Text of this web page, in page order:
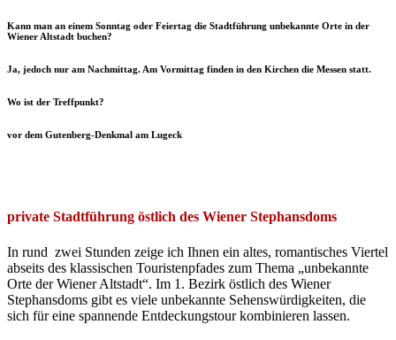
Kann man an einem Sonntag oder Feiertag die Stadtführung unbekannte Orte in der
Wiener Altstadt buchen?
Ja, jedoch nur am Nachmittag. Am Vormittag finden in den Kirchen die Messen statt.
Wo ist der Treffpunkt?
vor dem Gutenberg-Denkmal am Lugeck
private Stadtführung östlich des Wiener Stephansdoms
In rund zwei Stunden zeige ich Ihnen ein altes, romantisches Viertel
abseits des klassischen Touristenpfades zum Thema „unbekannte
Orte der Wiener Altstadt“. Im 1. Bezirk östlich des Wiener
Stephansdoms gibt es viele unbekannte Sehenswürdigkeiten, die
sich für eine spannende Entdeckungstour kombinieren lassen.